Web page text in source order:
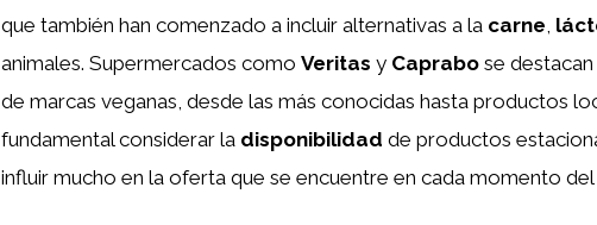
que también han comenzado a incluir alternativas a la carne,
animales. Supermercados como Veritas y Caprabo se
de marcas veganas, desde las más conocidas hasta productos
fundamental considerar la disponibilidad de productos
influir mucho en la oferta que se encuentre en cada momento del